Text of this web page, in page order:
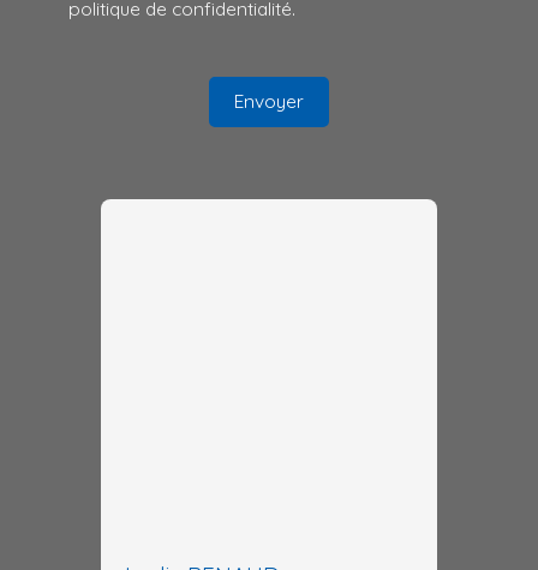
politique de confidentialité.
Envoyer